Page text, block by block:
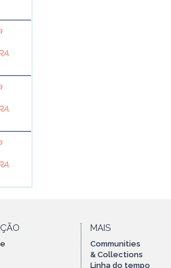
MAIS
Communities
& Collections
Linha do tempo